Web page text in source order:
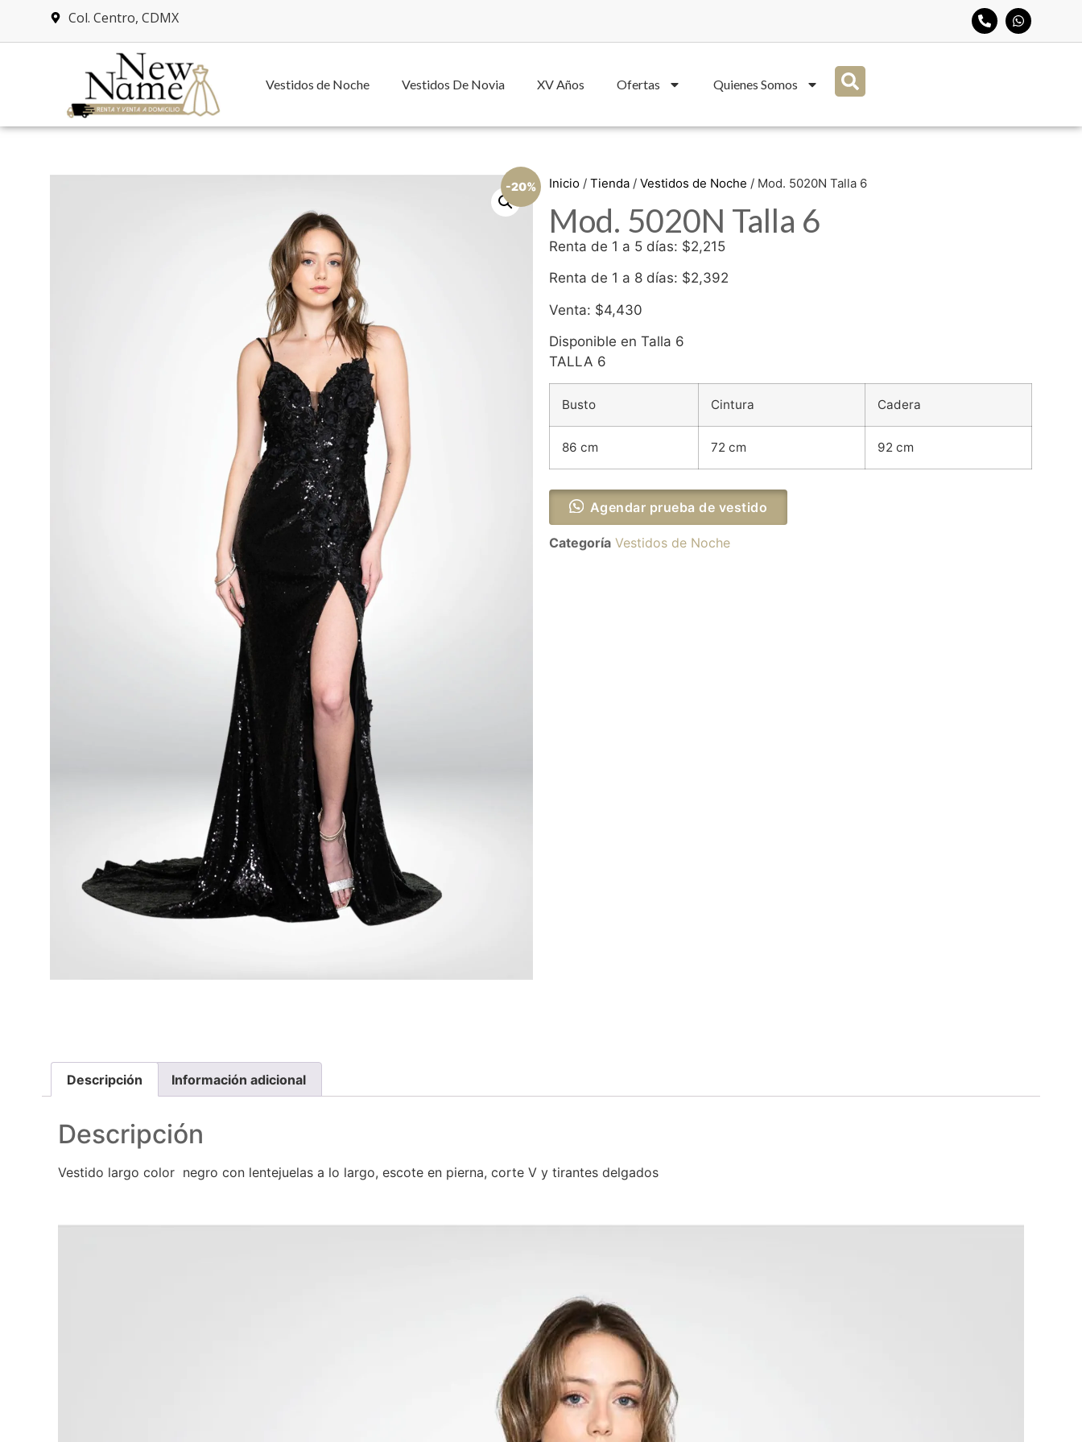
Col. Centro, CDMX
Vestidos de Noche Vestidos De Novia XV Años Ofertas Quienes Somos
-20% Inicio / Tienda / Vestidos de Noche / Mod. 5020N Talla 6
Mod. 5020N Talla 6
Renta de 1 a 5 días: $2,215
Renta de 1 a 8 días: $2,392
Venta: $4,430
Disponible en Talla 6
TALLA 6
Busto Cintura Cadera
86 cm 72 cm 92 cm
Agendar prueba de vestido
Categoría Vestidos de Noche
Descripción Información adicional
Descripción
Vestido largo color negro con lentejuelas a lo largo, escote en pierna, corte V y tirantes delgados